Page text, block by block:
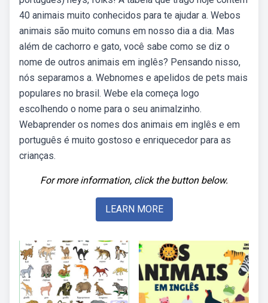
40 animais muito conhecidos para te ajudar a. Webos
animais são muito comuns em nosso dia a dia. Mas
além de cachorro e gato, você sabe como se diz o
nome de outros animais em inglês? Pensando nisso,
nós separamos a. Webnomes e apelidos de pets mais
populares no brasil. Webe ela começa logo
escolhendo o nome para o seu animalzinho.
Webaprender os nomes dos animais em inglês e em
português é muito gostoso e enriquecedor para as
crianças.
For more information, click the button below.
LEARN MORE